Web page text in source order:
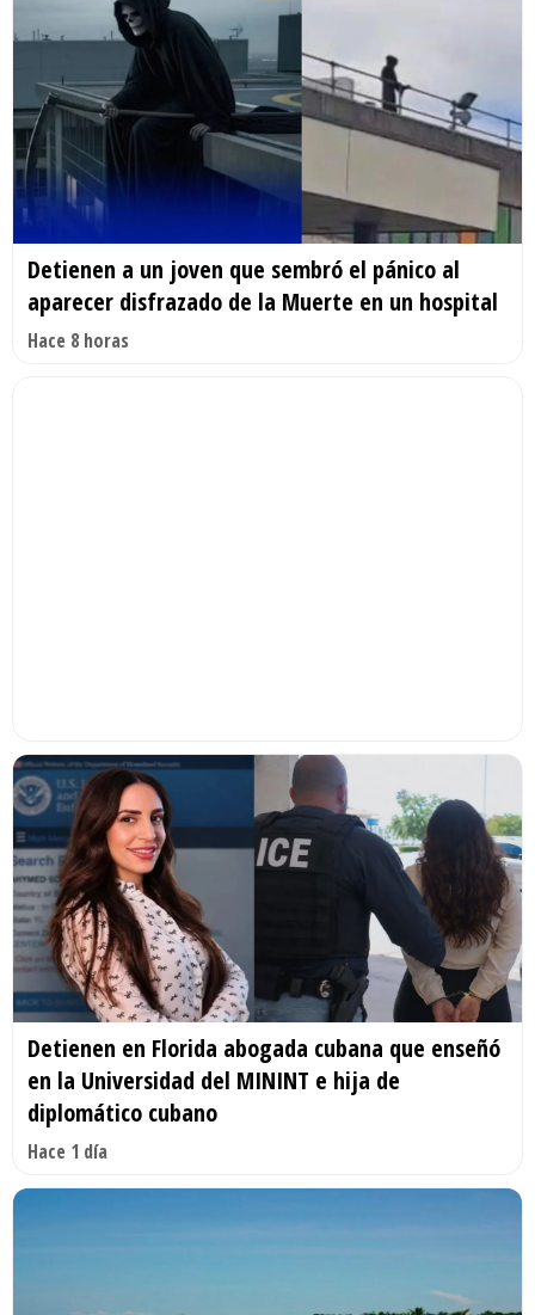
Detienen a un joven que sembró el pánico al
aparecer disfrazado de la Muerte en un hospital
Hace 8 horas
Detienen en Florida abogada cubana que enseñó
en la Universidad del MININT e hija de
diplomático cubano
Hace 1 día